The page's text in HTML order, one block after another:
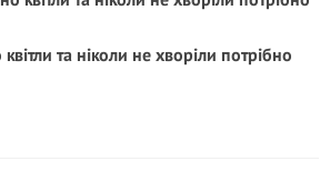
та ніколи не хворіли потрібно